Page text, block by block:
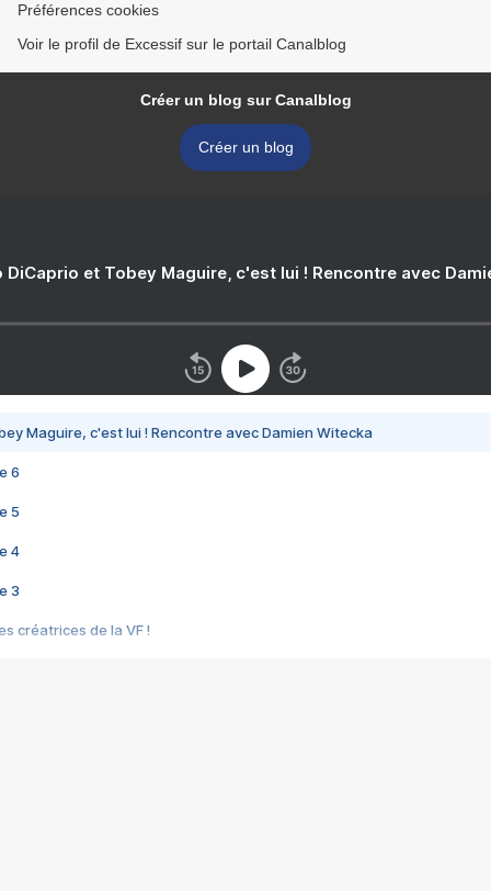
Préférences cookies
Voir le profil de Excessif sur le portail Canalblog
Créer un blog sur Canalblog
Créer un blog
DiCaprio et Tobey Maguire, c'est lui ! Rencontre avec
Maguire, c'est lui ! Rencontre avec Damien Witecka
6
5
4
3
créatrices de la VF !